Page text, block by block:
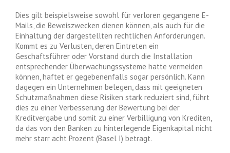
Dies gilt beispielsweise sowohl für verloren gegangene E-
Mails, die Beweiszwecken dienen können, als auch für die
Einhaltung der dargestellten rechtlichen Anforderungen.
Kommt es zu Verlusten, deren Eintreten ein
Geschaftsführer oder Vorstand durch die Installation
entsprechender Überwachungssysteme hatte vermeiden
können, haftet er gegebenenfalls sogar persönlich. Kann
dagegen ein Unternehmen belegen, dass mit geeigneten
Schutzmaßnahmen diese Risiken stark reduziert sind, führt
dies zu einer Verbesserung der Bewertung bei der
Kreditvergabe und somit zu einer Verbilligung von Krediten,
da das von den Banken zu hinterlegende Eigenkapital nicht
mehr starr acht Prozent (Basel I) betragt.